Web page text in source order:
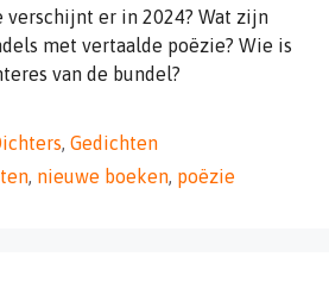
verschijnt er in 2024? Wat zijn
met vertaalde poëzie? Wie is
van de bundel?
, Gedichten
, nieuwe boeken, poëzie